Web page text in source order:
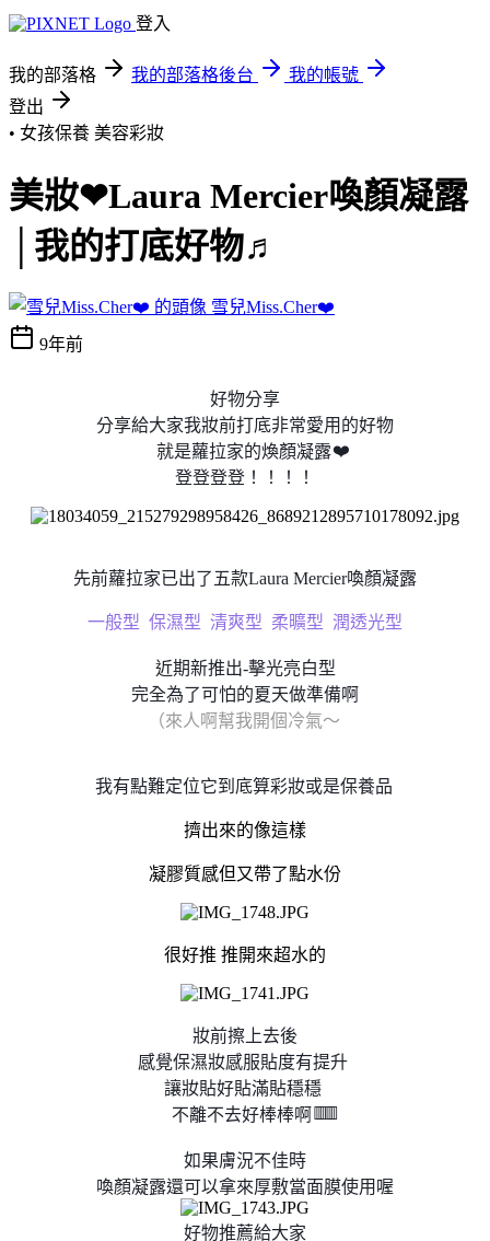
登入
我的部落格 我的部落格後台
我的帳號
登出
• 女孩保養 美容彩妝
美妝❤Laura Mercier喚顏凝露
│我的打底好物♬
雪兒Miss.Cher❤️
9年前
好物分享
分享給大家我妝前打底非常愛用的好物
就是蘿拉家的煥顏凝露❤️
登登登登！！！！
先前蘿拉家已出了五款Laura Mercier喚顏凝露
一般型 保濕型 清爽型 柔曠型 潤透光型
近期新推出-擊光亮白型
完全為了可怕的夏天做準備啊
（來人啊幫我開個冷氣～
我有點難定位它到底算彩妝或是保養品
擠出來的像這樣
凝膠質感但又帶了點水份
很好推 推開來超水的
妝前擦上去後
感覺保濕妝感服貼度有提升
讓妝貼好貼滿貼穩穩
不離不去好棒棒啊 ✌🏻
✌🏻
✌🏻
如果膚況不佳時
喚顏凝露還可以拿來厚敷當面膜使用喔
好物推薦給大家